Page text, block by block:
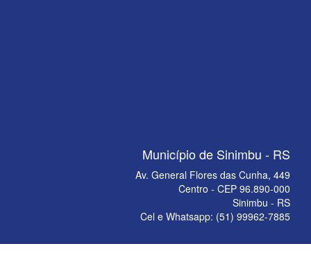
Município de Sinimbu - RS
Av. General Flores das Cunha, 449
Centro - CEP 96.890-000
Sinimbu - RS
Cel e Whatsapp: (51) 99962-7885